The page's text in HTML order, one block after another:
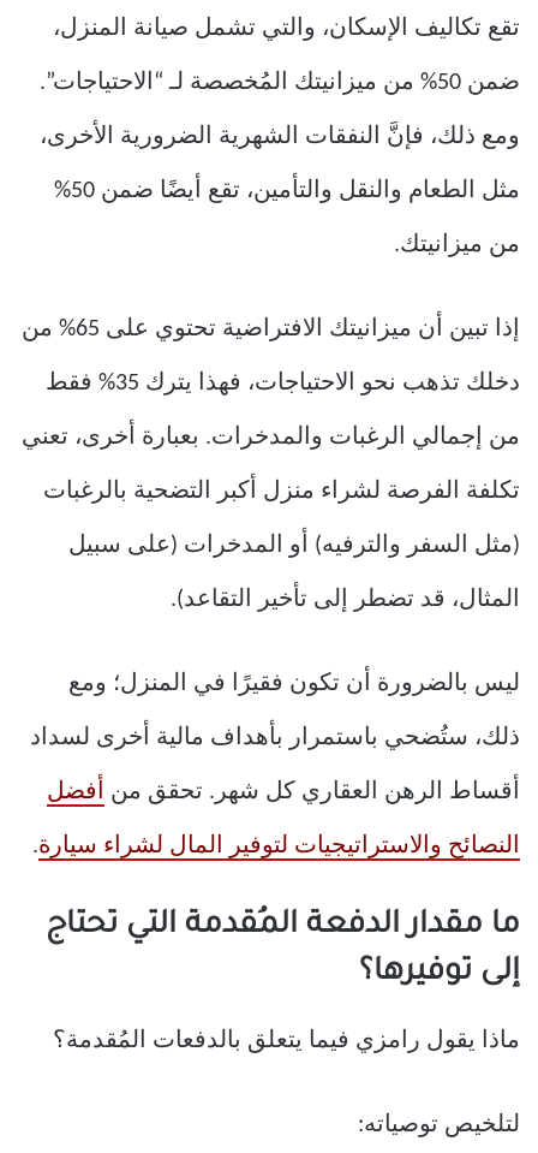
تقع تكاليف الإسكان، والتي تشمل صيانة المنزل،
ضمن 50% من ميزانيتك المُخصصة لـ “الاحتياجات”.
ومع ذلك، فإنَّ النفقات الشهرية الضرورية الأخرى،
مثل الطعام والنقل والتأمين، تقع أيضًا ضمن 50%
من ميزانيتك.
إذا تبين أن ميزانيتك الافتراضية تحتوي على 65% من
دخلك تذهب نحو الاحتياجات، فهذا يترك 35% فقط
من إجمالي الرغبات والمدخرات. بعبارة أخرى، تعني
تكلفة الفرصة لشراء منزل أكبر التضحية بالرغبات
(مثل السفر والترفيه) أو المدخرات (على سبيل
المثال، قد تضطر إلى تأخير التقاعد).
ليس بالضرورة أن تكون فقيرًا في المنزل؛ ومع
ذلك، ستُضحي باستمرار بأهداف مالية أخرى لسداد
أقساط الرهن العقاري كل شهر. تحقق من أفضل
النصائح والاستراتيجيات لتوفير المال لشراء سيارة.
ما مقدار الدفعة المُقدمة التي تحتاج
إلى توفيرها؟
ماذا يقول رامزي فيما يتعلق بالدفعات المُقدمة؟
لتلخيص توصياته: